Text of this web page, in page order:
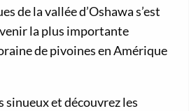
de la vallée d’Oshawa s’est
la plus importante
de pivoines en Amérique
sinueux et découvrez les